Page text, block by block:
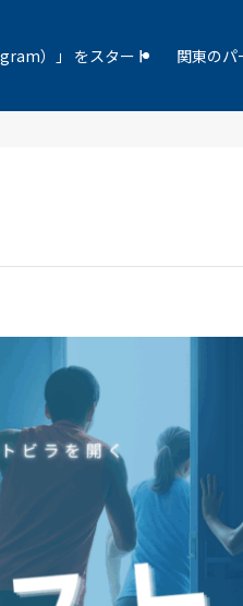
）」 をスタート 関東のパ